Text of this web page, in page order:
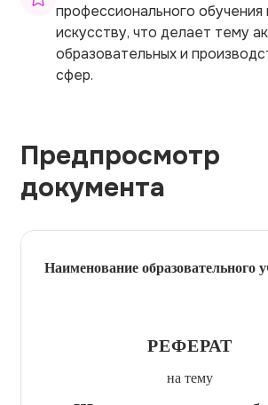
профессионального обучения
искусству, что делает тему
образовательных и
сфер.
Предпросмотр
документа
Наименование образовательного
РЕФЕРАТ
на тему